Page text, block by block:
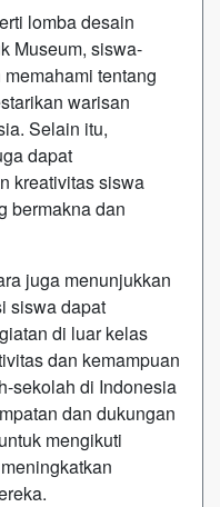
lomba desain
Museum, siswa-
tentang
warisan
Selain itu,
dapat
kreativitas siswa
bermakna dan
juga menunjukkan
siswa dapat
di luar kelas
dan kemampuan
sekolah di Indonesia
dan dukungan
mengikuti